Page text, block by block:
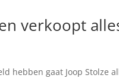
verkoopt
hebben gaat Joop Stolze